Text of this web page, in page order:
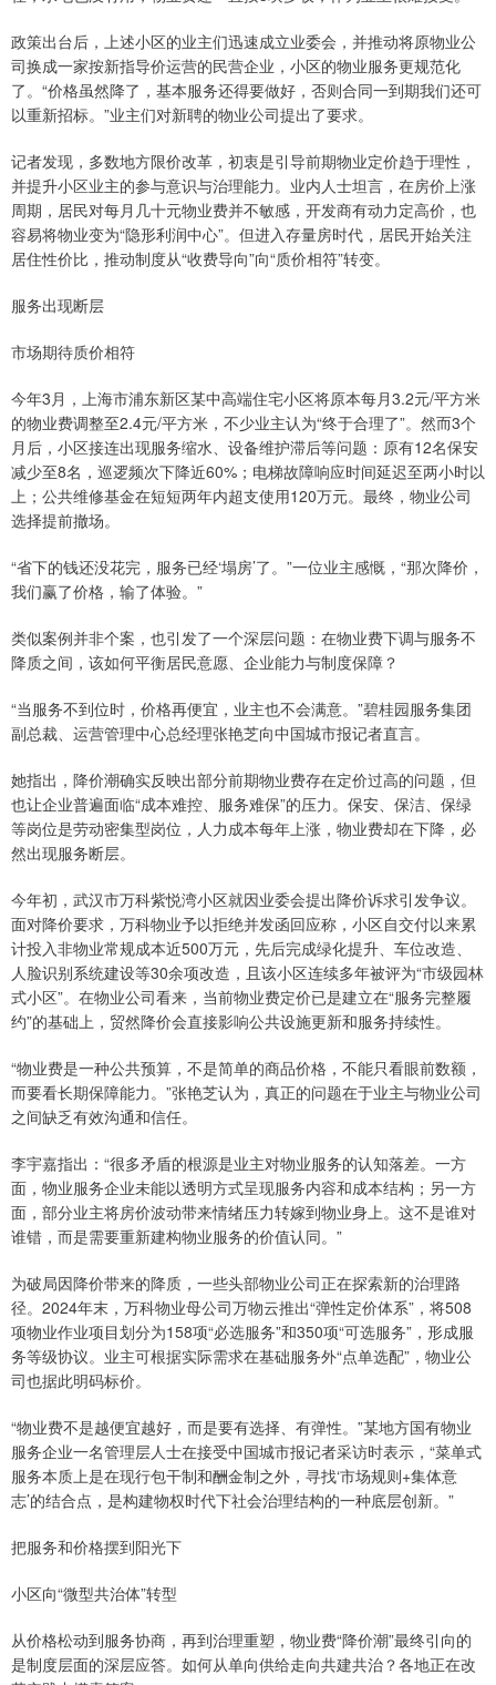
政策出台后，上述小区的业主们迅速成立业委会，并推动将原物业公
司换成一家按新指导价运营的民营企业，小区的物业服务更规范化
了。“价格虽然降了，基本服务还得要做好，否则合同一到期我们还可
以重新招标。”业主们对新聘的物业公司提出了要求。
记者发现，多数地方限价改革，初衷是引导前期物业定价趋于理性，
并提升小区业主的参与意识与治理能力。业内人士坦言，在房价上涨
周期，居民对每月几十元物业费并不敏感，开发商有动力定高价，也
容易将物业变为“隐形利润中心”。但进入存量房时代，居民开始关注
居住性价比，推动制度从“收费导向”向“质价相符”转变。
服务出现断层
市场期待质价相符
今年3月，上海市浦东新区某中高端住宅小区将原本每月3.2元/平方米
的物业费调整至2.4元/平方米，不少业主认为“终于合理了”。然而3个
月后，小区接连出现服务缩水、设备维护滞后等问题：原有12名保安
减少至8名，巡逻频次下降近60%；电梯故障响应时间延迟至两小时以
上；公共维修基金在短短两年内超支使用120万元。最终，物业公司
选择提前撤场。
“省下的钱还没花完，服务已经‘塌房’了。”一位业主感慨，“那次降价，
我们赢了价格，输了体验。”
类似案例并非个案，也引发了一个深层问题：在物业费下调与服务不
降质之间，该如何平衡居民意愿、企业能力与制度保障？
“当服务不到位时，价格再便宜，业主也不会满意。”碧桂园服务集团
副总裁、运营管理中心总经理张艳芝向中国城市报记者直言。
她指出，降价潮确实反映出部分前期物业费存在定价过高的问题，但
也让企业普遍面临“成本难控、服务难保”的压力。保安、保洁、保绿
等岗位是劳动密集型岗位，人力成本每年上涨，物业费却在下降，必
然出现服务断层。
今年初，武汉市万科紫悦湾小区就因业委会提出降价诉求引发争议。
面对降价要求，万科物业予以拒绝并发函回应称，小区自交付以来累
计投入非物业常规成本近500万元，先后完成绿化提升、车位改造、
人脸识别系统建设等30余项改造，且该小区连续多年被评为“市级园林
式小区”。在物业公司看来，当前物业费定价已是建立在“服务完整履
约”的基础上，贸然降价会直接影响公共设施更新和服务持续性。
“物业费是一种公共预算，不是简单的商品价格，不能只看眼前数额，
而要看长期保障能力。”张艳芝认为，真正的问题在于业主与物业公司
之间缺乏有效沟通和信任。
李宇嘉指出：“很多矛盾的根源是业主对物业服务的认知落差。一方
面，物业服务企业未能以透明方式呈现服务内容和成本结构；另一方
面，部分业主将房价波动带来情绪压力转嫁到物业身上。这不是谁对
谁错，而是需要重新建构物业服务的价值认同。”
为破局因降价带来的降质，一些头部物业公司正在探索新的治理路
径。2024年末，万科物业母公司万物云推出“弹性定价体系”，将508
项物业作业项目划分为158项“必选服务”和350项“可选服务”，形成服
务等级协议。业主可根据实际需求在基础服务外“点单选配”，物业公
司也据此明码标价。
“物业费不是越便宜越好，而是要有选择、有弹性。”某地方国有物业
服务企业一名管理层人士在接受中国城市报记者采访时表示，“菜单式
服务本质上是在现行包干制和酬金制之外，寻找‘市场规则+集体意
志’的结合点，是构建物权时代下社会治理结构的一种底层创新。”
把服务和价格摆到阳光下
小区向“微型共治体”转型
从价格松动到服务协商，再到治理重塑，物业费“降价潮”最终引向的
是制度层面的深层应答。如何从单向供给走向共建共治？各地正在改